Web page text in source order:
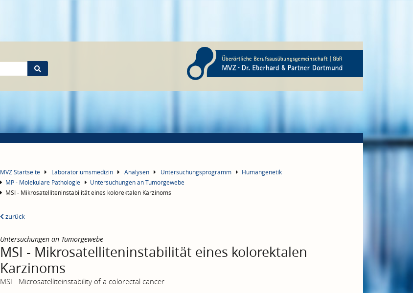
MVZ Startseite Laboratoriumsmedizin Analysen Untersuchungsprogramm
Humangenetik
MP - Molekulare Pathologie
Untersuchungen an Tumorgewebe
MSI - Mikrosatelliteninstabilität eines kolorektalen Karzinoms
zurück
Untersuchungen an Tumorgewebe
MSI - Mikrosatelliteninstabilität eines kolorektalen
Karzinoms
MSI - Microsatelliteinstability of a colorectal cancer